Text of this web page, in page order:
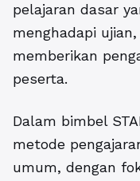
pelajaran dasar
menghadapi
memberikan
peserta.
Dalam bimbel
metode
umum, dengan